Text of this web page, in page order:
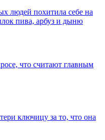
людей похитила себе на
пива, арбуз и дыню
что считают главным
ключицу за то, что она